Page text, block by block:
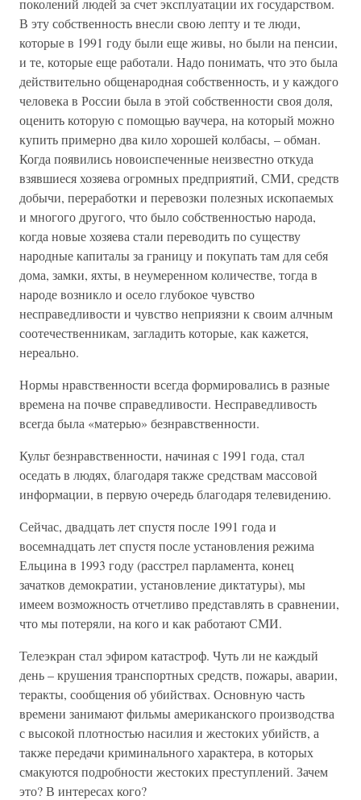
поколений людей за счет эксплуатации их государством.
В эту собственность внесли свою лепту и те люди,
которые в 1991 году были еще живы, но были на пенсии,
и те, которые еще работали. Надо понимать, что это была
действительно общенародная собственность, и у каждого
человека в России была в этой собственности своя доля,
оценить которую с помощью ваучера, на который можно
купить примерно два кило хорошей колбасы, – обман.
Когда появились новоиспеченные неизвестно откуда
взявшиеся хозяева огромных предприятий, СМИ, средств
добычи, переработки и перевозки полезных ископаемых
и многого другого, что было собственностью народа,
когда новые хозяева стали переводить по существу
народные капиталы за границу и покупать там для себя
дома, замки, яхты, в неумеренном количестве, тогда в
народе возникло и осело глубокое чувство
несправедливости и чувство неприязни к своим алчным
соотечественникам, загладить которые, как кажется,
нереально.
Нормы нравственности всегда формировались в разные
времена на почве справедливости. Несправедливость
всегда была «матерью» безнравственности.
Культ безнравственности, начиная с 1991 года, стал
оседать в людях, благодаря также средствам массовой
информации, в первую очередь благодаря телевидению.
Сейчас, двадцать лет спустя после 1991 года и
восемнадцать лет спустя после установления режима
Ельцина в 1993 году (расстрел парламента, конец
зачатков демократии, установление диктатуры), мы
имеем возможность отчетливо представлять в сравнении,
что мы потеряли, на кого и как работают СМИ.
Телеэкран стал эфиром катастроф. Чуть ли не каждый
день – крушения транспортных средств, пожары, аварии,
теракты, сообщения об убийствах. Основную часть
времени занимают фильмы американского производства
с высокой плотностью насилия и жестоких убийств, а
также передачи криминального характера, в которых
смакуются подробности жестоких преступлений. Зачем
это? В интересах кого?